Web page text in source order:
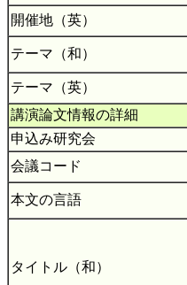
開催地（英）
テーマ（和）
テーマ（英）
講演論文情報の詳細
申込み研究会
会議コード
本文の言語
タイトル（和）